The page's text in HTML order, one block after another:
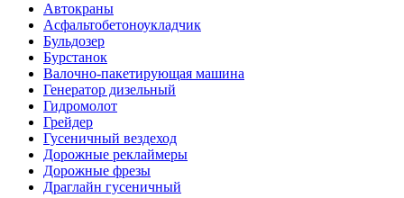
Автокраны
Асфальтобетоноукладчик
Бульдозер
Бурстанок
Валочно-пакетирующая машина
Генератор дизельный
Гидромолот
Грейдер
Гусеничный вездеход
Дорожные реклаймеры
Дорожные фрезы
Драглайн гусеничный